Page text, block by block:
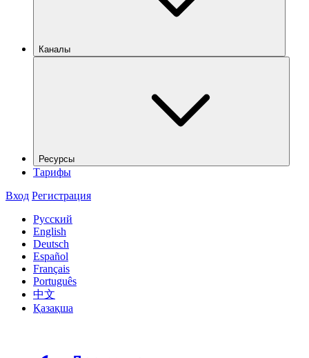
Каналы
Ресурсы
Тарифы
Вход Регистрация
Русский
English
Deutsch
Español
Français
Português
中文
Қазақша